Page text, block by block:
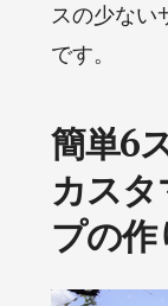
スの少ない
です。
簡単6
カス
プの作